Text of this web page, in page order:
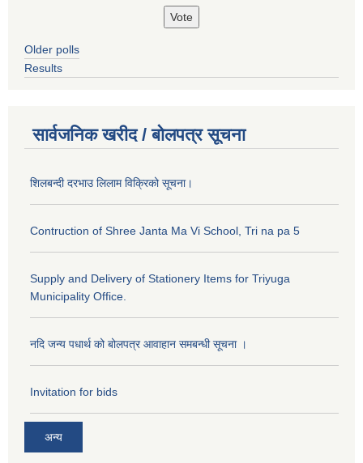
Older polls
Results
सार्वजनिक खरीद / बोलपत्र सूचना
शिलबन्दी दरभाउ लिलाम विक्रिको सूचना।
Contruction of Shree Janta Ma Vi School, Tri na pa 5
Supply and Delivery of Stationery Items for Triyuga
Municipality Office.
नदि जन्य पधार्थ को बोलपत्र आवाहान समबन्धी सूचना ।
Invitation for bids
अन्य